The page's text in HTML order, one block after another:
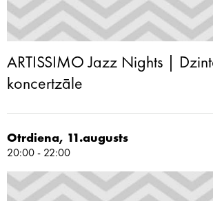
ARTISSIMO Jazz Nights |
koncertzāle
Otrdiena, 11.augusts
20:00 - 22:00